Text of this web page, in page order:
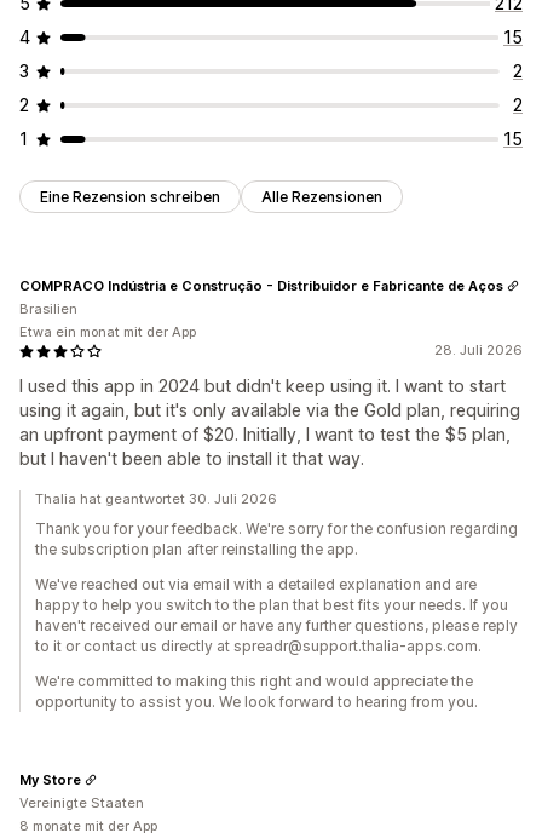
4
15
3
2
2
2
1
15
Eine Rezension schreiben Alle Rezensionen
28. Juli 2026
I used this app in 2024 but didn't keep using it. I want to start
using it again, but it's only available via the Gold plan, requiring
an upfront payment of $20. Initially, I want to test the $5 plan,
but I haven't been able to install it that way.
COMPRACO Indústria e Construção - Distribuidor e Fabricante de Aços
Brasilien
Etwa ein monat mit der App
Thalia hat geantwortet 30. Juli 2026
Thank you for your feedback. We're sorry for the confusion regarding
the subscription plan after reinstalling the app.
We've reached out via email with a detailed explanation and are
happy to help you switch to the plan that best fits your needs. If you
haven't received our email or have any further questions, please reply
to it or contact us directly at spreadr@support.thalia-apps.com.
We're committed to making this right and would appreciate the
opportunity to assist you. We look forward to hearing from you.
My Store
Vereinigte Staaten
8 monate mit der App